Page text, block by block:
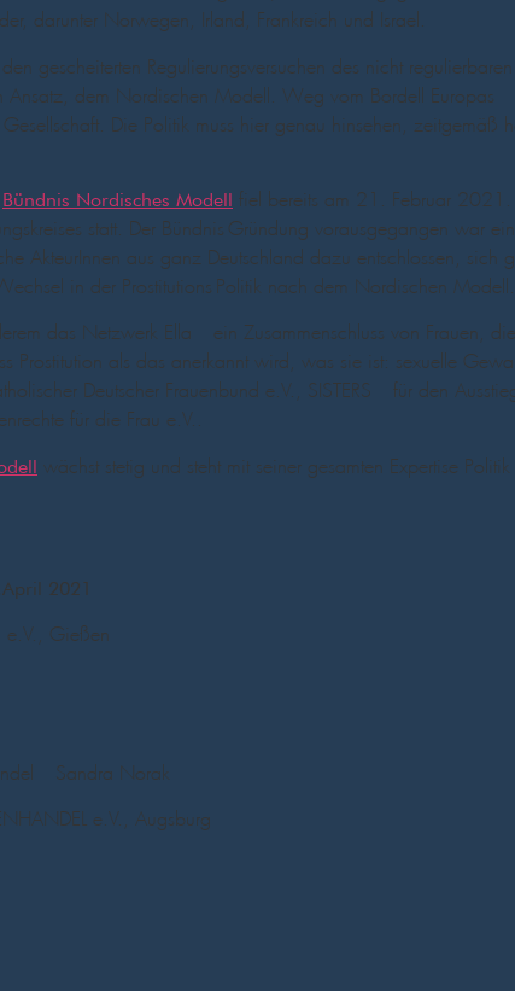
darunter Norwegen, Irland, Frankreich und Israel.
gescheiterten Regulierungsversuchen des nicht
Ansatz, dem Nordischen Modell. Weg vom Bordell Europas
Die Politik muss hier genau hinsehen, zeitgemäß
Bündnis Nordisches Modell fiel bereits am 21. Februar 2021.
statt. Der Bündnis-Gründung vorausgegangen war
AkteurInnen aus ganz Deutschland dazu entschlossen,
in der Prostitutions-Politik nach dem Nordischen Modell.
das Netzwerk Ella – ein Zusammenschluss von Frauen,
Prostitution als das anerkannt wird, was sie ist: sexuelle
Deutscher Frauenbund e.V., SISTERS – für den
für die Frau e.V..
wächst stetig und steht mit seiner gesamten Expertise
2021
Gießen
– Sandra Norak
e.V., Augsburg